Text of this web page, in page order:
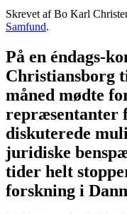
Skrevet af Bo Karl
Samfund.
På en éndags-
Christiansborg
måned mødte
repræsentanter
diskuterede
juridiske
tider helt
forskning i